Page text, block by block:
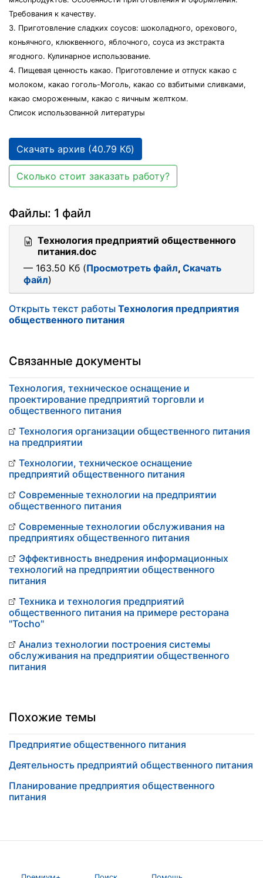
Требования к качеству.
3. Приготовление сладких соусов: шоколадного, орехового,
коньячного, клюквенного, яблочного, соуса из экстракта
ягодного. Кулинарное использование.
4. Пищевая ценность какао. Приготовление и отпуск какао с
молоком, какао гоголь-Моголь, какао со взбитыми сливками,
какао смороженным, какао с яичным желтком.
Список использованной литературы
Скачать архив (40.79 Кб)
Сколько стоит заказать работу?
Файлы: 1 файл
Технология предприятий общественного
питания.doc
— 163.50 Кб (Просмотреть файл, Скачать
файл)
Открыть текст работы Технология предприятия
общественного питания
Связанные документы
Технология, техническое оснащение и
проектирование предприятий торговли и
общественного питания
Технология организации общественного питания
на предприятии
Технологии, техническое оснащение
предприятий общественного питания
Современные технологии на предприятии
общественного питания
Современные технологии обслуживания на
предприятиях общественного питания
Эффективность внедрения информационных
технологий на предприятии общественного
питания
Техника и технология предприятий
общественного питания на примере ресторана
"Tocho"
Анализ технологии построения системы
обслуживания на предприятии общественного
питания
Похожие темы
Предприятие общественного питания
Деятельность предприятий общественного питания
Планирование предприятия общественного
питания